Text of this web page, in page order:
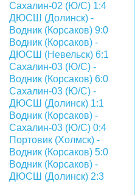
Сахалин-02 (Ю/С) 1:4
ДЮСШ (Долинск) -
Водник (Корсаков) 9:0
Водник (Корсаков) -
ДЮСШ (Невельск) 6:1
Сахалин-03 (Ю/С) -
Водник (Корсаков) 6:0
Сахалин-03 (Ю/С) -
ДЮСШ (Долинск) 1:1
Водник (Корсаков) -
Сахалин-03 (Ю/С) 0:4
Портовик (Холмск) -
Водник (Корсаков) 5:0
Водник (Корсаков) -
ДЮСШ (Долинск) 2:3